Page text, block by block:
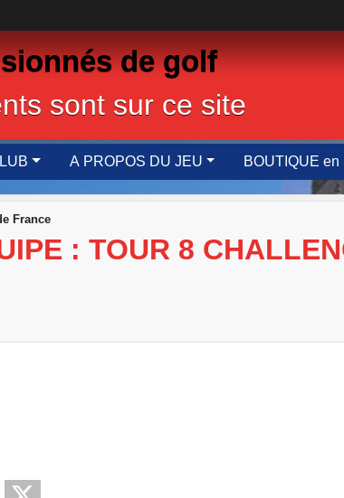
de golf
sont sur ce site
A PROPOS DU JEU BOUTIQUE en
France
: TOUR 8